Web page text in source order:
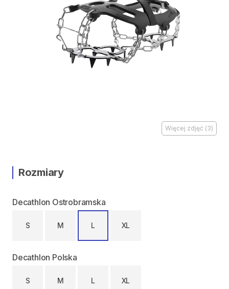
Więcej zdjęć (3)
Rozmiary
Decathlon Ostrobramska
S M L XL
Decathlon Polska
S M L XL